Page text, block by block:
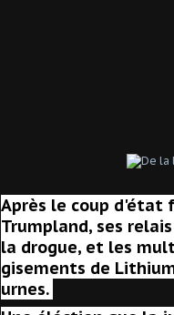
Après le coup d'état
Trumpland, ses
la drogue, et les
gisements de
urnes.